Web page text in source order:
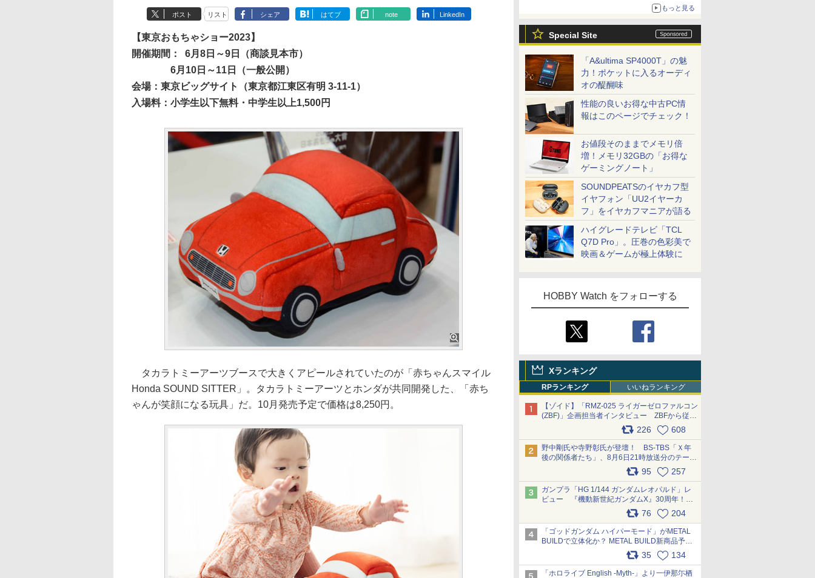
子どもが楽しめるかっぱ寿司ならではの体験と
もっと見る
Special Site
「A&ultima SP4000T」の魅
力！ポケットに入るオーディ
オの醍醐味
性能の良いお得な中古PC情
報はこのページでチェック！
お値段そのままでメモリ倍
増！メモリ32GBの「お得な
ゲーミングノート」
SOUNDPEATSのイヤカフ型
イヤフォン「UU2イヤーカ
フ」をイヤカフマニアが語る
ハイグレードテレビ「TCL
Q7D Pro」。圧巻の色彩美で
映画＆ゲームが極上体験に
HOBBY Watch をフォローする
Xランキング
RPランキング いいねランキング
【ゾイド】「RMZ-025 ライガーゼロファルコン
(ZBF)」企画担当者インタビュー ZBFから従来
デザインまで再現可能なボリューム満点のキッ
ト pic.x.com/6zOqQAQKkX
226 608
野中剛氏や寺野彰氏が登壇！ BS-TBS「Ｘ年
後の関係者たち」、8月6日21時放送分のテーマ
は「超合金」！ pic.x.com/uWyt1uyuFm
95 257
ガンプラ「HG 1/144 ガンダムレオパルド」レ
ビュー 『機動新世紀ガンダムX』30周年！イ
ンナーアームガトリングの変形機構まで再現し
最新フォーマットでキット化！
pic.x.com/nszPIDTpbg
76 204
「ゴッドガンダム ハイパーモード」がMETAL
BUILDで立体化か？ METAL BUILD新商品予告
が公開 pic.x.com/HIcLLIM3ar35 134
「ホロライブ English -Myth-」より一伊那尓栖
ポスト リスト シェア はてブ note LinkedIn
【東京おもちゃショー2023】
開催期間：
6月8日～9日（商談見本市）
6月10日～11日（一般公開）
会場：東京ビッグサイト（東京都江東区有明 3-11-1）
入場料：小学生以下無料・中学生以上1,500円
タカラトミーアーツブースで大きくアピールされていたのが「赤ちゃんスマイル
Honda SOUND SITTER」。タカラトミーアーツとホンダが共同開発した、「赤ち
ゃんが笑顔になる玩具」だ。10月発売予定で価格は8,250円。